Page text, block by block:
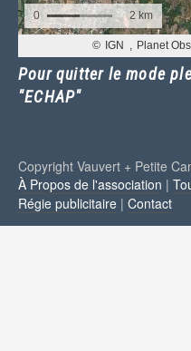
Pour quitter le mode
"ECHAP"
Copyright Vauvert + Petite
À Propos de l'association |
Régie publicitaire | Contact